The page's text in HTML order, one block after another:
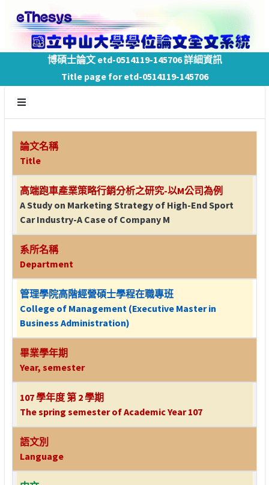
博碩士論文 etd-0514119-145706 詳細資訊
Title page for etd-0514119-145706
論文名稱
Title
高端跑車產業策略行銷分析之研究-以M公司為例
A Study on Marketing Strategy of High-End Sport
Car Industry-A Case of Company M
系所名稱
Department
管理學院高階經營碩士學程在職專班
College of Management (Executive Master in
Business Administration)
畢業學年期
Year, semester
107 學年度 第 2 學期
The spring semester of Academic Year 107
語文別
Language